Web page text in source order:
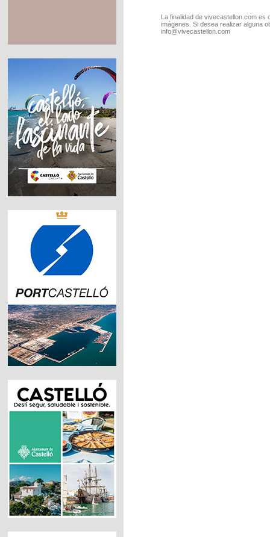
La finalidad de vivecastellon.com
imágenes. Si desea realizar alguna
info@vivecastellon.com